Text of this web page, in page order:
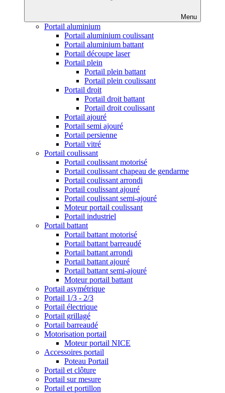
Menu
Portail aluminium
Portail aluminium coulissant
Portail aluminium battant
Portail découpe laser
Portail plein
Portail plein battant
Portail plein coulissant
Portail droit
Portail droit battant
Portail droit coulissant
Portail ajouré
Portail semi ajouré
Portail persienne
Portail vitré
Portail coulissant
Portail coulissant motorisé
Portail coulissant chapeau de gendarme
Portail coulissant arrondi
Portail coulissant ajouré
Portail coulissant semi-ajouré
Moteur portail coulissant
Portail industriel
Portail battant
Portail battant motorisé
Portail battant barreaudé
Portail battant arrondi
Portail battant ajouré
Portail battant semi-ajouré
Moteur portail battant
Portail asymétrique
Portail 1/3 - 2/3
Portail électrique
Portail grillagé
Portail barreaudé
Motorisation portail
Moteur portail NICE
Accessoires portail
Poteau Portail
Portail et clôture
Portail sur mesure
Portail et portillon